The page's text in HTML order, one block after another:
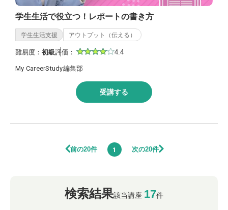
学生生活で役立つ！レポートの書き方
学生生活支援 アウトプット（伝える）
難易度： 初級評価： 4.4
My CareerStudy編集部
受講する
前の20件 1 次の20件
検索結果該当講座 17件